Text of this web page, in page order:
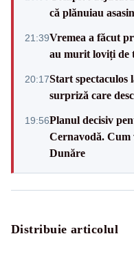
că plănuiau
21:39Vremea a făcut
au murit loviți de
20:17Start
surpriză care
19:56Planul decisiv
Cernavodă. Cum
Dunăre
Distribuie articolul